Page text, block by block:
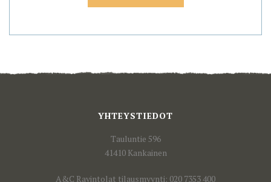
YHTEYSTIEDOT
Tauluntie 596
41410 Kankainen
A&C Ravintolat tilausmyynti: 020 7353 400